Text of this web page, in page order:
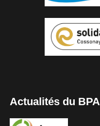
Actualités du BPA